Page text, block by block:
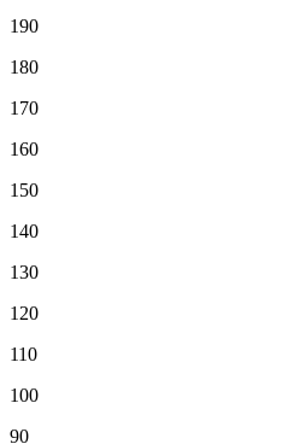
190
180
170
160
150
140
130
120
110
100
90